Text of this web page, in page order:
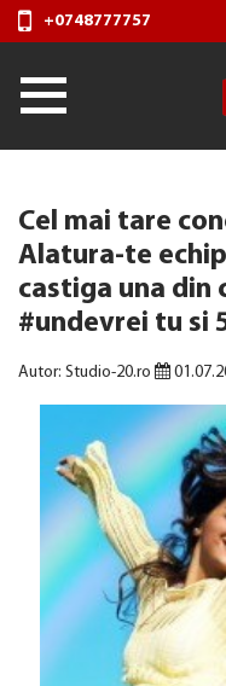
+0748777757
Cel mai tare
Alatura-te
castiga una din
#undevrei tu si
Autor: Studio-20.ro